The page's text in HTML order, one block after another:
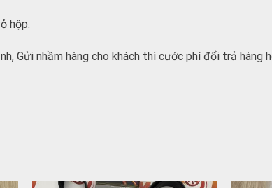
hộp.
Gửi nhầm hàng cho khách thì cước phí đổi trả hàng